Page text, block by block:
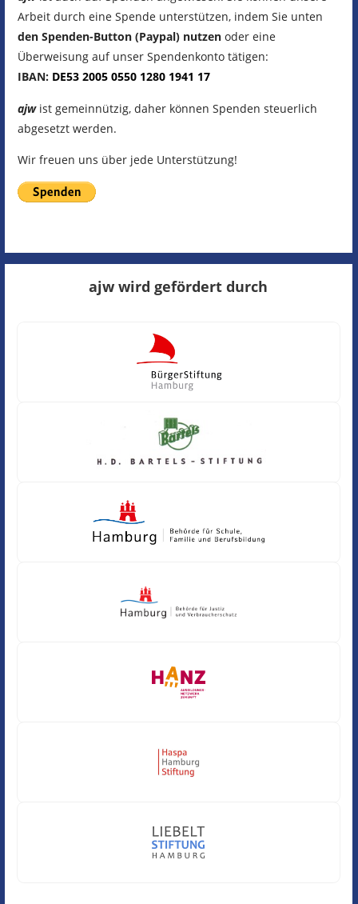
Arbeit durch eine Spende unterstützen, indem Sie unten
den Spenden-Button (Paypal) nutzen oder eine
Überweisung auf unser Spendenkonto tätigen:
IBAN: DE53 2005 0550 1280 1941 17
ajw ist gemeinnützig, daher können Spenden steuerlich
abgesetzt werden.
Wir freuen uns über jede Unterstützung!
ajw wird gefördert durch